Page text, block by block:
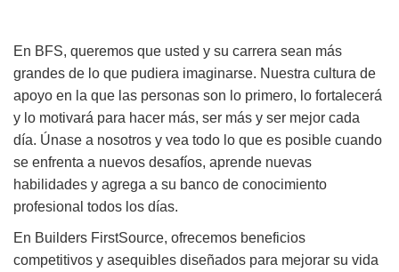
En BFS, queremos que usted y su carrera sean más
grandes de lo que pudiera imaginarse. Nuestra cultura de
apoyo en la que las personas son lo primero, lo fortalecerá
y lo motivará para hacer más, ser más y ser mejor cada
día. Únase a nosotros y vea todo lo que es posible cuando
se enfrenta a nuevos desafíos, aprende nuevas
habilidades y agrega a su banco de conocimiento
profesional todos los días.
En Builders FirstSource, ofrecemos beneficios
competitivos y asequibles diseñados para mejorar su vida